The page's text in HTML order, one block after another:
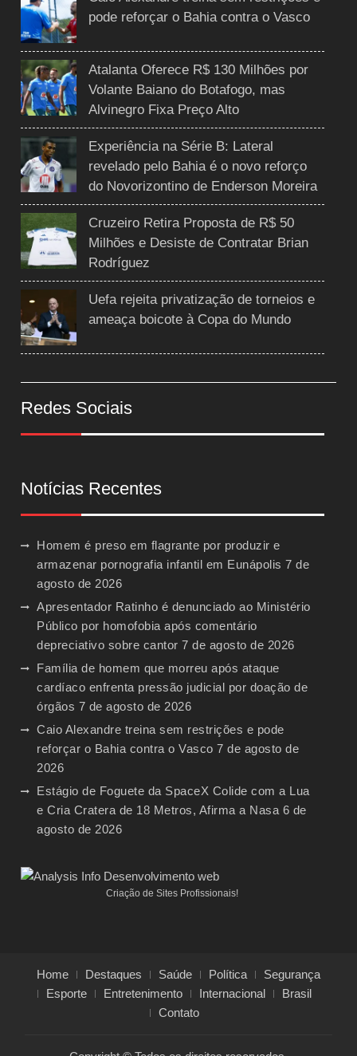
pode reforçar o Bahia contra o Vasco
Atalanta Oferece R$ 130 Milhões por
Volante Baiano do Botafogo, mas
Alvinegro Fixa Preço Alto
Experiência na Série B: Lateral
revelado pelo Bahia é o novo reforço
do Novorizontino de Enderson Moreira
Cruzeiro Retira Proposta de R$ 50
Milhões e Desiste de Contratar Brian
Rodríguez
Uefa rejeita privatização de torneios e
ameaça boicote à Copa do Mundo
Redes Sociais
Notícias Recentes
Homem é preso em flagrante por produzir e
armazenar pornografia infantil em Eunápolis 7 de
agosto de 2026
Apresentador Ratinho é denunciado ao Ministério
Público por homofobia após comentário
depreciativo sobre cantor 7 de agosto de 2026
Família de homem que morreu após ataque
cardíaco enfrenta pressão judicial por doação de
órgãos 7 de agosto de 2026
Caio Alexandre treina sem restrições e pode
reforçar o Bahia contra o Vasco 7 de agosto de
2026
Estágio de Foguete da SpaceX Colide com a Lua
e Cria Cratera de 18 Metros, Afirma a Nasa 6 de
agosto de 2026
Criação de Sites Profissionais!
Home Destaques Saúde Política
Segurança
Esporte
Entretenimento Internacional
Brasil
Contato